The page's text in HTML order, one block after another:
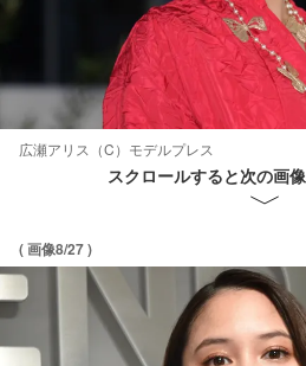
広瀬アリス（C）モデルプレス
スクロールすると次の画
( 画像8/27 )